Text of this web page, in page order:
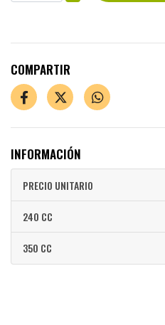
COMPARTIR
INFORMACIÓN
PRECIO UNITARIO
240 CC
350 CC